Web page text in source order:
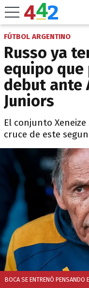
FÚTBOL ARGENTINO
Russo ya
equipo
debut ante
Juniors
El conjunto
cruce de este
BOCA SE ENTRENÓ PENSANDO